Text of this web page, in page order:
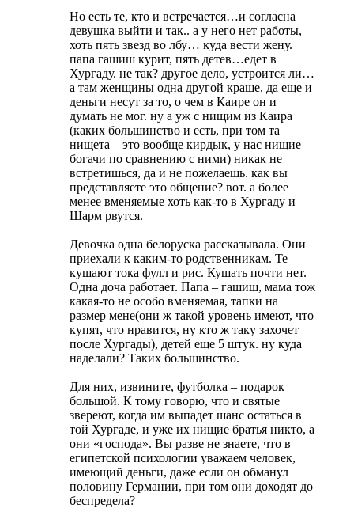
Но есть те, кто и встречается…и согласна
девушка выйти и так.. а у него нет работы,
хоть пять звезд во лбу… куда вести жену.
папа гашиш курит, пять детев…едет в
Хургаду. не так? другое дело, устроится ли…
а там женщины одна другой краше, да еще и
деньги несут за то, о чем в Каире он и
думать не мог. ну а уж с нищим из Каира
(каких большинство и есть, при том та
нищета – это вообще кирдык, у нас нищие
богачи по сравнению с ними) никак не
встретишься, да и не пожелаешь. как вы
представляете это общение? вот. а более
менее вменяемые хоть как-то в Хургаду и
Шарм рвутся.
Девочка одна белоруска рассказывала. Они
приехали к каким-то родственникам. Те
кушают тока фулл и рис. Кушать почти нет.
Одна доча работает. Папа – гашиш, мама тож
какая-то не особо вменяемая, тапки на
размер мене(они ж такой уровень имеют, что
купят, что нравится, ну кто ж таку захочет
после Хургады), детей еще 5 штук. ну куда
наделали? Таких большинство.
Для них, извините, футболка – подарок
большой. К тому говорю, что и святые
звереют, когда им выпадет шанс остаться в
той Хургаде, и уже их нищие братья никто, а
они «господа». Вы разве не знаете, что в
египетской психологии уважаем человек,
имеющий деньги, даже если он обманул
половину Германии, при том они доходят до
беспредела?